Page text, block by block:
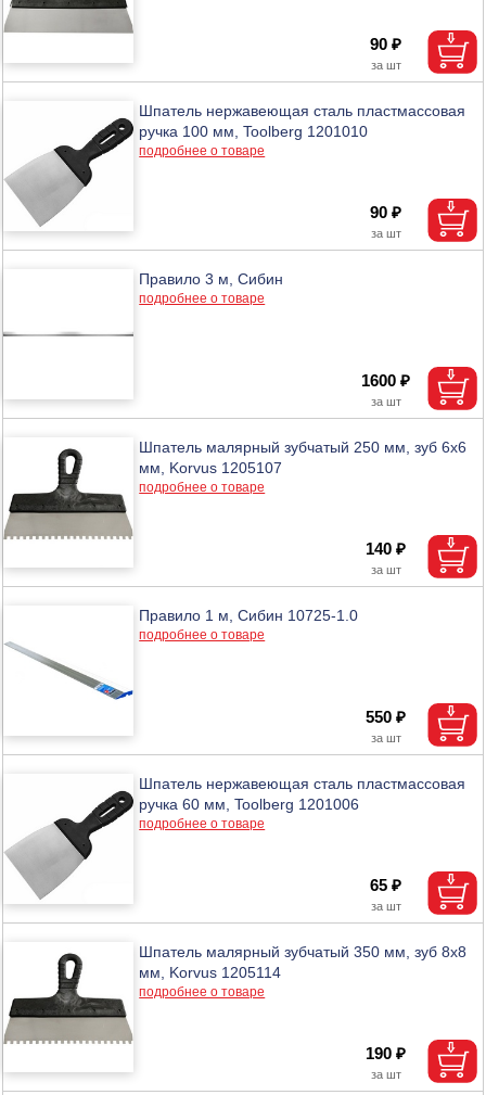
90 ₽
Шпатель нержавеющая сталь пластмассовая
ручка 100 мм, Toolberg 1201010
подробнее о товаре
90 ₽
Правило 3 м, Сибин
подробнее о товаре
1600 ₽
Шпатель малярный зубчатый 250 мм, зуб 6х6
мм, Korvus 1205107
подробнее о товаре
140 ₽
Правило 1 м, Сибин 10725-1.0
подробнее о товаре
550 ₽
Шпатель нержавеющая сталь пластмассовая
ручка 60 мм, Toolberg 1201006
подробнее о товаре
65 ₽
Шпатель малярный зубчатый 350 мм, зуб 8х8
мм, Korvus 1205114
подробнее о товаре
190 ₽